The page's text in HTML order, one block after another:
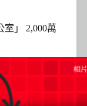
室」 2,000萬